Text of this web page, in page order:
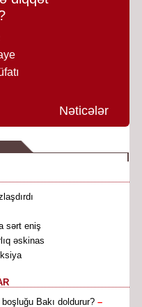
Nəticələr
sərt eniş
əskinas
Bakı doldurur? –